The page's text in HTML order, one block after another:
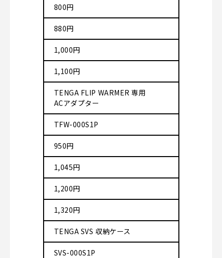
800円
880円
1,000円
1,100円
TENGA FLIP WARMER 専用
ACアダプター
TFW-000S1P
950円
1,045円
1,200円
1,320円
TENGA SVS 収納ケース
SVS-000S1P